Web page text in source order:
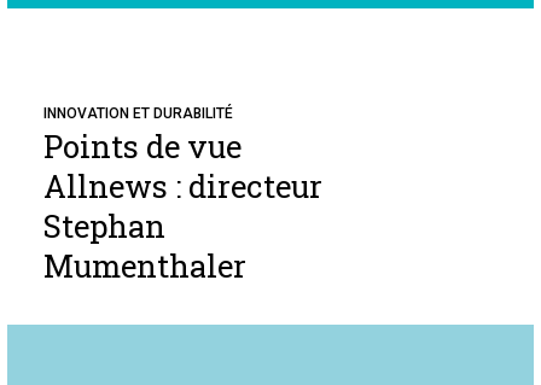
INNOVATION ET DURABILITÉ
Points de vue
Allnews : directeur
Stephan
Mumenthaler